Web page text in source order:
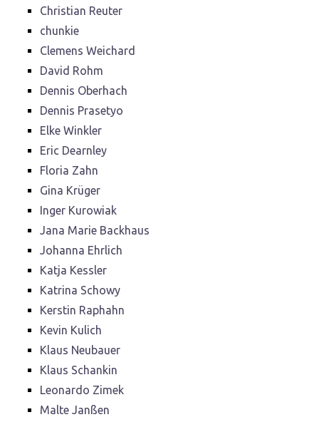
Christian Reuter
chunkie
Clemens Weichard
David Rohm
Dennis Oberhach
Dennis Prasetyo
Elke Winkler
Eric Dearnley
Floria Zahn
Gina Krüger
Inger Kurowiak
Jana Marie Backhaus
Johanna Ehrlich
Katja Kessler
Katrina Schowy
Kerstin Raphahn
Kevin Kulich
Klaus Neubauer
Klaus Schankin
Leonardo Zimek
Malte Janßen